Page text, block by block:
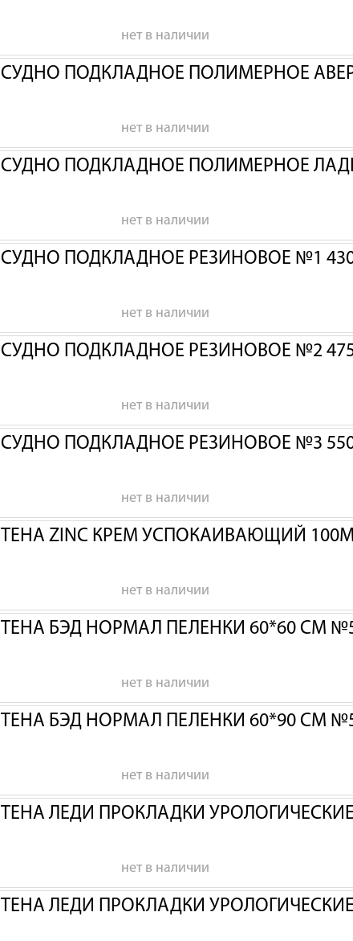
нет в наличии
СУДНО ПОДКЛАДНОЕ ПОЛИМЕРНОЕ
нет в наличии
СУДНО ПОДКЛАДНОЕ ПОЛИМЕРНОЕ
нет в наличии
СУДНО ПОДКЛАДНОЕ РЕЗИНОВОЕ №1
нет в наличии
СУДНО ПОДКЛАДНОЕ РЕЗИНОВОЕ №2
нет в наличии
СУДНО ПОДКЛАДНОЕ РЕЗИНОВОЕ №3
нет в наличии
ТЕНА ZINC КРЕМ УСПОКАИВАЮЩИЙ
нет в наличии
ТЕНА БЭД НОРМАЛ ПЕЛЕНКИ 60*60 СМ
нет в наличии
ТЕНА БЭД НОРМАЛ ПЕЛЕНКИ 60*90 СМ
нет в наличии
ТЕНА ЛЕДИ ПРОКЛАДКИ
нет в наличии
ТЕНА ЛЕДИ ПРОКЛАДКИ